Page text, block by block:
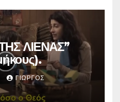
ΛΙΕΝΑΣ”
ΓΙΏΡΓΟΣ